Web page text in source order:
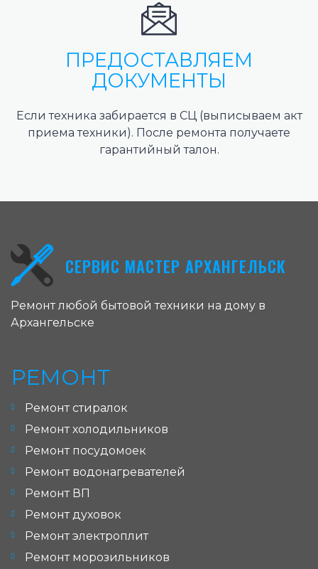
ПРЕДОСТАВЛЯЕМ
ДОКУМЕНТЫ
Если техника забирается в СЦ (выписываем акт
приема техники). После ремонта получаете
гарантийный талон.
СЕРВИС МАСТЕР АРХАНГЕЛЬСК
Ремонт любой бытовой техники на дому в
Архангельске
РЕМОНТ
Ремонт стиралок
Ремонт холодильников
Ремонт посудомоек
Ремонт водонагревателей
Ремонт ВП
Ремонт духовок
Ремонт электроплит
Ремонт морозильников